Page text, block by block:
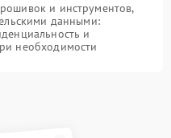
и инструментов,
данными:
и
необходимости